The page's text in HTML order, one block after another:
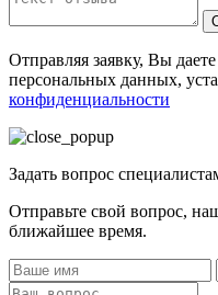
Отправляя заявку, Вы
персональных данных,
конфиденциальности
Задать вопрос
Отправьте свой вопрос,
ближайшее время.